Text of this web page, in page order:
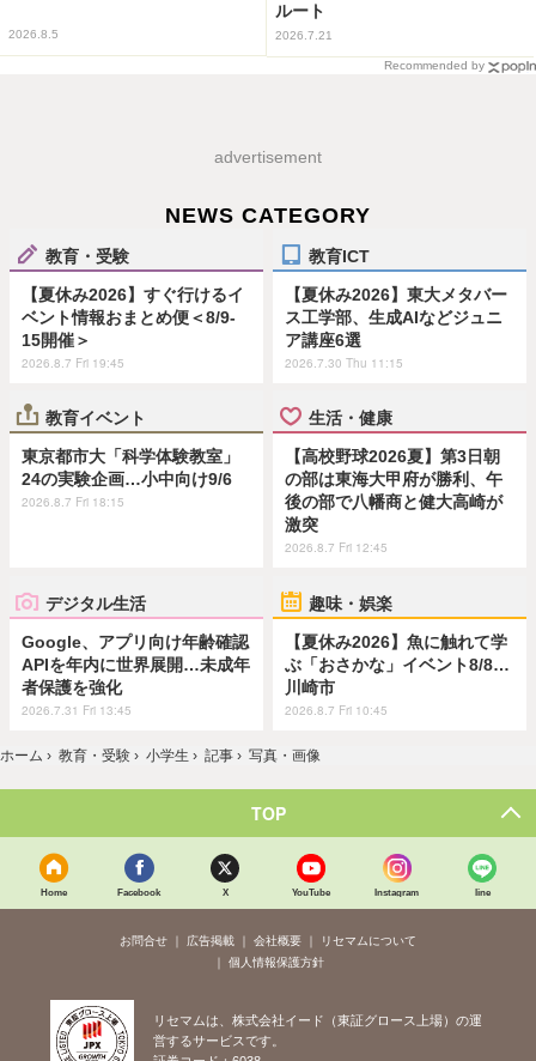
2026.8.5
ルート
2026.7.21
Recommended by
advertisement
NEWS CATEGORY
教育・受験
【夏休み2026】すぐ行けるイ
ベント情報おまとめ便＜8/9-
15開催＞
2026.8.7 Fri 19:45
教育ICT
【夏休み2026】東大メタバー
ス工学部、生成AIなどジュニ
ア講座6選
2026.7.30 Thu 11:15
教育イベント
東京都市大「科学体験教室」
24の実験企画…小中向け9/6
2026.8.7 Fri 18:15
生活・健康
【高校野球2026夏】第3日朝
の部は東海大甲府が勝利、午
後の部で八幡商と健大高崎が
激突
2026.8.7 Fri 12:45
デジタル生活
Google、アプリ向け年齢確認
APIを年内に世界展開…未成年
者保護を強化
2026.7.31 Fri 13:45
趣味・娯楽
【夏休み2026】魚に触れて学
ぶ「おさかな」イベント8/8…
川崎市
2026.8.7 Fri 10:45
ホーム › 教育・受験 › 小学生 › 記事 › 写真・画像
TOP
Home Facebook X YouTube Instagram line
お問合せ 広告掲載 会社概要
リセマムについて
個人情報保護方針
リセマムは、株式会社イード（東証グロース上場）の運
営するサービスです。